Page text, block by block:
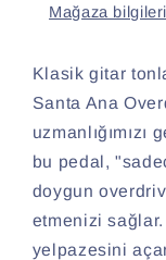
Mağaza
Klasik gitar
Santa Ana
bu pedal,
doygun
etmenizi
yelpazesini